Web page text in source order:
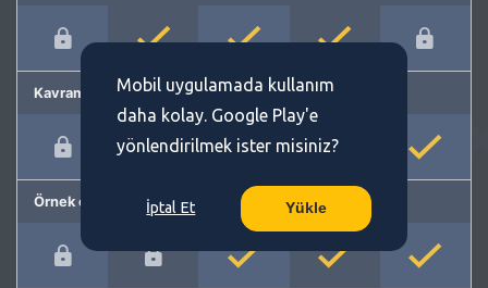
Kavram önerme
Örnek cümleler
Mobil uygulamada kullanım
daha kolay. Google Play'e
yönlendirilmek ister misiniz?
İptal Et Yükle